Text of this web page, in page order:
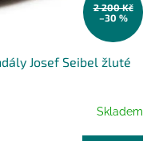
2 200 Kč
–30 %
Josef Seibel žluté
Skladem